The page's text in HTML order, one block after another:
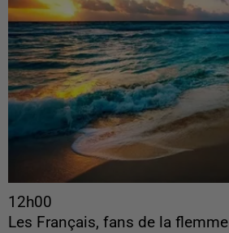
12h00
Les Français, fans de la flemme